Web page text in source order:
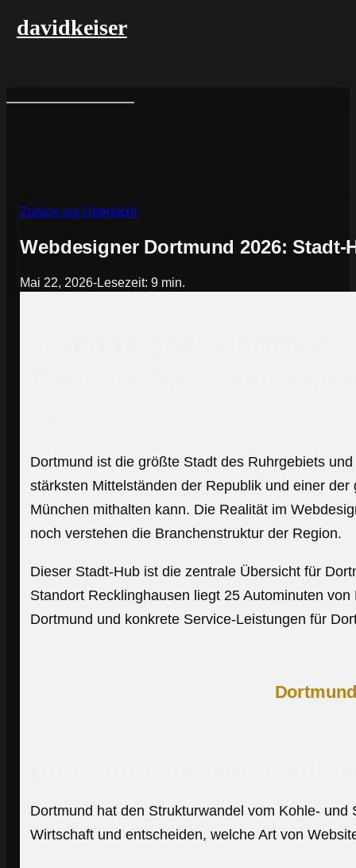
davidkeiser
Zurück zur Übersicht
Webdesigner Dortmund 2026:
Mai 22, 2026-Lesezeit: 9 min.
Dortmund ist die größte Stadt des Ruhrgebiets
stärksten Mittelständen der Republik und einer
München mithalten kann. Die Realität im
noch verstehen die Branchenstruktur der Region.
Dieser Stadt-Hub ist die zentrale Übersicht für
Standort Recklinghausen liegt 25 Autominuten
Dortmund und konkrete Service-Leistungen für
Dortmund hat den Strukturwandel vom Kohle-
Wirtschaft und entscheiden, welche Art von